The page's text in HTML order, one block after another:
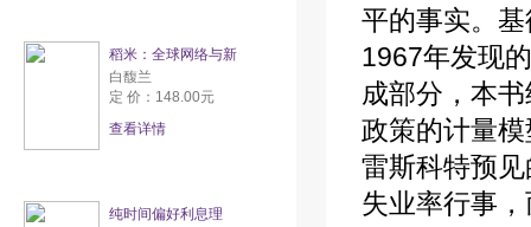
稻米：全球网络与新
白馥兰
定 价：148.00元
查看详情
纯时间偏好利息理
平的事实。
1967年发现
成部分，本
政策的计量
雷斯科特预
失业率行事